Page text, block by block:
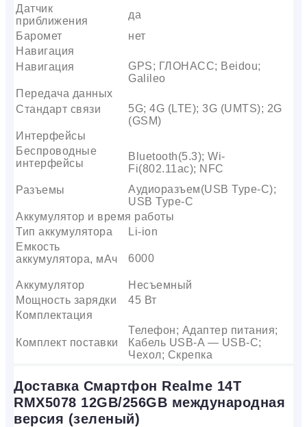
Датчик
приближения
да
Баромет
нет
Навигация
Навигация
GPS; ГЛОНАСС; Beidou;
Galileo
Передача данных
Стандарт связи
5G; 4G (LTE); 3G (UMTS); 2G
(GSM)
Интерфейсы
Беспроводные
интерфейсы
Bluetooth(5.3); Wi-
Fi(802.11ac); NFC
Разъемы
Аудиоразъем(USB Type-C);
USB Type-C
Аккумулятор и время работы
Тип аккумулятора
Li-ion
Емкость
аккумулятора, мАч
6000
Аккумулятор
Несъемный
Мощность зарядки
45 Вт
Комплектация
Комплект поставки
Телефон; Адаптер питания;
Кабель USB-A — USB-C;
Чехол; Скрепка
Доставка Смартфон Realme 14T
RMX5078 12GB/256GB международная
версия (зеленый)